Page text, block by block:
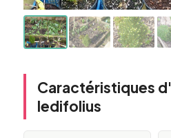
Caractéristiques
ledifolius